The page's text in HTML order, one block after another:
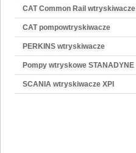
CAT Common Rail wtryskiwacze
CAT pompowtryskiwacze
PERKINS wtryskiwacze
Pompy wtryskowe STANADYNE
SCANIA wtryskiwacze XPI